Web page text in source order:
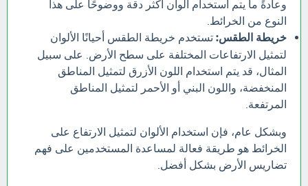
وعادةً ما يتم استخدام ألوان أكثر دقة ووضوحًا على هذا
النوع من الخرائط.
خريطة الطقس: تستخدم خريطة الطقس أحيانًا الألوان
لتمثيل الارتفاعات المختلفة على سطح الأرض. على سبيل
المثال، قد يتم استخدام اللون الأزرق لتمثيل المناطق
المنخفضة، واللون البني أو الأحمر لتمثيل المناطق
المرتفعة.
وبشكل عام، فإن استخدام الألوان لتمثيل الارتفاع على
الخرائط هو طريقة فعالة لمساعدة المستخدمين على فهم
تضاريس الأرض بشكل أفضل.